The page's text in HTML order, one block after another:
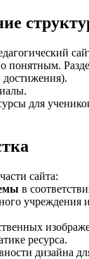
понятным.
для
сайта:
в
ресурса.
дизайна